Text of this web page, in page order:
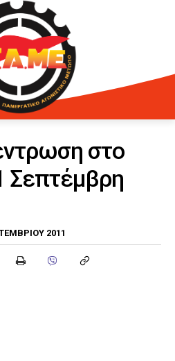
στο
Σεπτέμβρη
2011